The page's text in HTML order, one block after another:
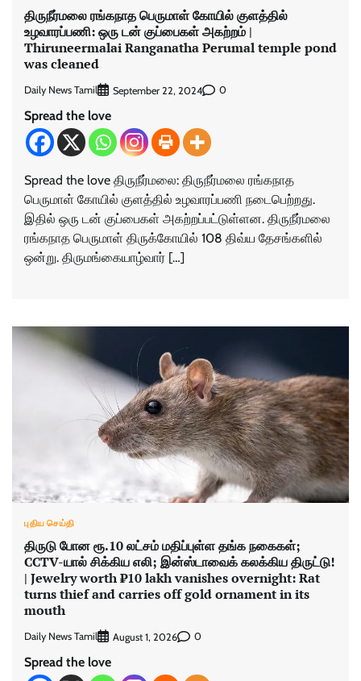
திருநீர்மலை ரங்கநாத பெருமாள் கோயில் குளத்தில்
உழவாரப்பணி: ஒரு டன் குப்பைகள் அகற்றம் |
Thiruneermalai Ranganatha Perumal temple pond
was cleaned
Daily News Tamil September 22, 2024 0
Spread the love
Spread the love திருநீர்மலை: திருநீர்மலை ரங்கநாத
பெருமாள் கோயில் குளத்தில் உழவாரப்பணி நடைபெற்றது.
இதில் ஒரு டன் குப்பைகள் அகற்றப்பட்டுள்ளன. திருநீர்மலை
ரங்கநாத பெருமாள் திருக்கோயில் 108 திவ்ய தேசங்களில்
ஒன்று. திருமங்கையாழ்வார் […]
புதிய செய்தி
திருடு போன ரூ.10 லட்சம் மதிப்புள்ள தங்க நகைகள்;
CCTV-யால் சிக்கிய எலி; இன்ஸ்டாவைக் கலக்கிய திருட்டு!
| Jewelry worth ₹10 lakh vanishes overnight: Rat
turns thief and carries off gold ornament in its
mouth
Daily News Tamil August 1, 2026 0
Spread the love